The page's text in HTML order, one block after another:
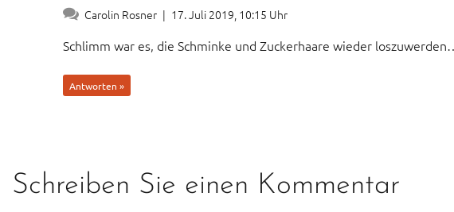
Carolin Rosner | 17. Juli 2019, 10:15 Uhr
Schlimm war es, die Schminke und Zuckerhaare wieder
Antworten »
Schreiben Sie einen Kommentar